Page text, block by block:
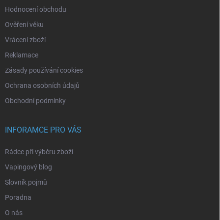
Hodnocení obchodu
Ověření věku
Vrácení zboží
Reklamace
Zásady používání cookies
Ochrana osobních údajů
Obchodní podmínky
INFORAMCE PRO VÁS
Rádce při výběru zboží
Vapingový blog
Slovník pojmů
Poradna
O nás